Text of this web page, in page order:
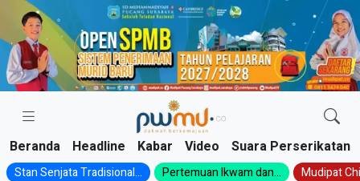
Skip
content
Beranda Headline Kabar Video Suara Perserikatan
Stan Senjata Tradisional... Pertemuan Ikwam dan... Mudipat